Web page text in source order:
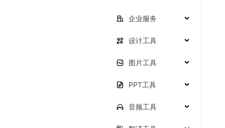
企业服务
设计工具
图片工具
PPT工具
音频工具